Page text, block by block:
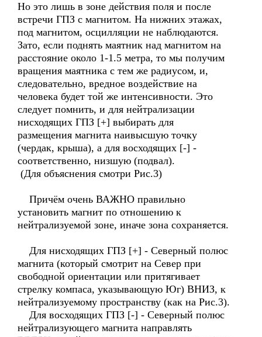
Но это лишь в зоне действия поля и после
встречи ГПЗ с магнитом. На нижних этажах,
под магнитом, осцилляции не наблюдаются.
Зато, если поднять маятник над магнитом на
расстояние около 1-1.5 метра, то мы получим
вращения маятника с тем же радиусом, и,
следовательно, вредное воздействие на
человека будет той же интенсивности. Это
следует помнить, и для нейтрализации
нисходящих ГПЗ [+] выбирать для
размещения магнита наивысшую точку
(чердак, крыша), а для восходящих [-] -
соответственно, низшую (подвал).
(Для объяснения смотри Рис.3)
Причём очень ВАЖНО правильно
установить магнит по отношению к
нейтрализуемой зоне, иначе зона сохраняется.
Для нисходящих ГПЗ [+] - Северный полюс
магнита (который смотрит на Север при
свободной ориентации или притягивает
стрелку компаса, указывающую Юг) ВНИЗ, к
нейтрализуемому пространству (как на Рис.3).
Для восходящих ГПЗ [-] - Северный полюс
нейтрализующего магнита направлять